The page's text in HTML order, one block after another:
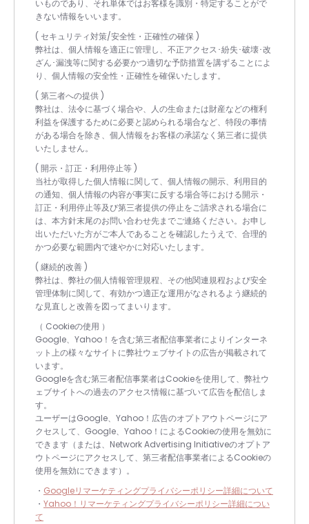
いものであり、それ単体ではお客様を識別・特定することがで
きない情報をいいます。
( セキュリティ対策/安全性・正確性の確保 )
弊社は、個人情報を適正に管理し、不正アクセス･紛失･破壊･改
ざん･漏洩等に関する必要かつ適切な予防措置を講ずることによ
り、個人情報の安全性・正確性を確保いたします。
( 第三者への提供 )
弊社は、法令に基づく場合や、人の生命または財産などの権利
利益を保護するために必要と認められる場合など、特段の事情
がある場合を除き、個人情報をお客様の承諾なく第三者に提供
いたしません。
( 開示・訂正・利用停止等 )
当社が取得した個人情報に関して、個人情報の開示、利用目的
の通知、個人情報の内容が事実に反する場合等における開示・
訂正・利用停止等及び第三者提供の停止をご請求される場合に
は、本方針末尾のお問い合わせ先までご連絡ください。お申し
出いただいた方がご本人であることを確認したうえで、合理的
かつ必要な範囲内で速やかに対応いたします。
( 継続的改善 )
弊社は、弊社の個人情報管理規程、その他関連規程および安全
管理体制に関して、有効かつ適正な運用がなされるよう継続的
な見直しと改善を図ってまいります。
（ Cookieの使用 ）
Google、Yahoo！を含む第三者配信事業者によりインターネ
ット上の様々なサイトに弊社ウェブサイトの広告が掲載されて
います。
Googleを含む第三者配信事業者はCookieを使用して、弊社ウ
ェブサイトへの過去のアクセス情報に基づいて広告を配信しま
す。
ユーザーはGoogle、Yahoo！広告のオプトアウトページにア
クセスして、Google、Yahoo！によるCookieの使用を無効に
できます（または、Network Advertising Initiativeのオプトア
ウトページにアクセスして、第三者配信事業者によるCookieの
使用を無効にできます）。
・ Googleリマーケティングプライバシーポリシー詳細について
・ Yahoo！リマーケティングプライバシーポリシー詳細につい
て